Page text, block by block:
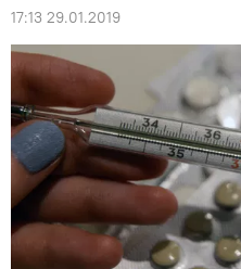
17:13 29.01.2019